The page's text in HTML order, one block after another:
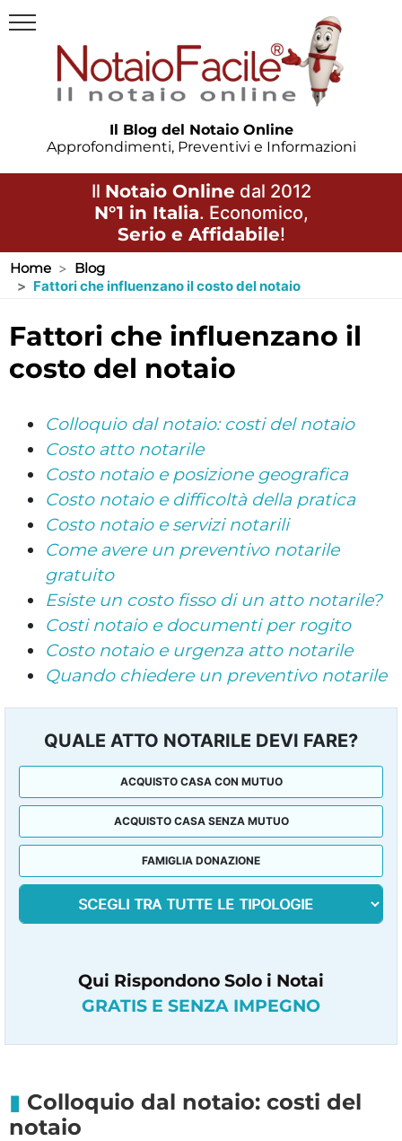
Il Blog del Notaio Online
Approfondimenti, Preventivi e Informazioni
Il Notaio Online dal 2012
N°1 in Italia. Economico,
Serio e Affidabile!
Home
Blog
Fattori che influenzano il costo del notaio
fattori che influenzano il
costo del notaio
Colloquio dal notaio: costi del notaio
Costo atto notarile
Costo notaio e posizione geografica
Costo notaio e difficoltà della pratica
Costo notaio e servizi notarili
Come avere un preventivo notarile
gratuito
Esiste un costo fisso di un atto notarile?
Costi notaio e documenti per rogito
Costo notaio e urgenza atto notarile
Quando chiedere un preventivo notarile
QUALE ATTO NOTARILE DEVI FARE?
ACQUISTO CASA CON MUTUO
ACQUISTO CASA SENZA MUTUO
FAMIGLIA DONAZIONE
Qui Rispondono Solo i Notai
GRATIS E SENZA IMPEGNO
Colloquio dal notaio: costi del
notaio